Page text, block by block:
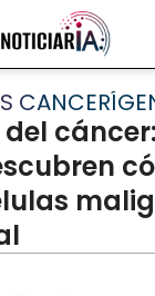
cáncer: